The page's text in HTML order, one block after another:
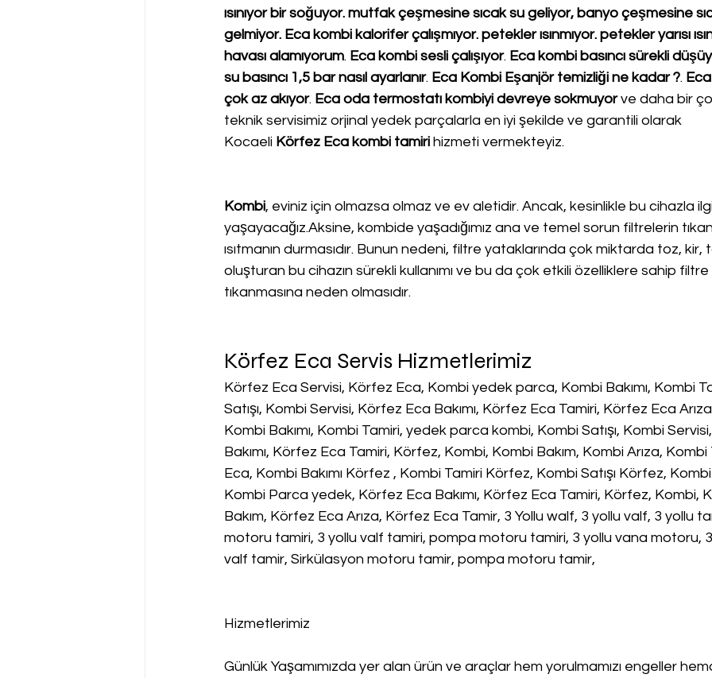
ısınıyor bir soğuyor. mutfak çeşmesine sıcak su geliyor, banyo çeşmesine
gelmiyor. Eca kombi kalorifer çalışmıyor. petekler ısınmıyor. petekler yarısı
havası alamıyorum. Eca kombi sesli çalışıyor. Eca kombi basıncı sürekli
su basıncı 1,5 bar nasıl ayarlanır. Eca Kombi Eşanjör temizliği ne kadar ?.
çok az akıyor. Eca oda termostatı kombiyi devreye sokmuyor ve daha bir
teknik servisimiz orjinal yedek parçalarla en iyi şekilde ve garantili olarak
Kocaeli Körfez Eca kombi tamiri hizmeti vermekteyiz.
Kombi, eviniz için olmazsa olmaz ve ev aletidir. Ancak, kesinlikle bu cihazla
yaşayacağız.Aksine, kombide yaşadığımız ana ve temel sorun filtrelerin
ısıtmanın durmasıdır. Bunun nedeni, filtre yataklarında çok miktarda toz,
oluşturan bu cihazın sürekli kullanımı ve bu da çok etkili özelliklere sahip filtre
tıkanmasına neden olmasıdır.
Körfez Eca Servis Hizmetlerimiz
Körfez Eca Servisi, Körfez Eca, Kombi yedek parca, Kombi Bakımı, Kombi
Satışı, Kombi Servisi, Körfez Eca Bakımı, Körfez Eca Tamiri, Körfez Eca
Kombi Bakımı, Kombi Tamiri, yedek parca kombi, Kombi Satışı, Kombi
Bakımı, Körfez Eca Tamiri, Körfez, Kombi, Kombi Bakım, Kombi Arıza, Kombi
Eca, Kombi Bakımı Körfez , Kombi Tamiri Körfez, Kombi Satışı Körfez,
Kombi Parca yedek, Körfez Eca Bakımı, Körfez Eca Tamiri, Körfez, Kombi,
Bakım, Körfez Eca Arıza, Körfez Eca Tamir, 3 Yollu walf, 3 yollu valf, 3 yollu
motoru tamiri, 3 yollu valf tamiri, pompa motoru tamiri, 3 yollu vana motoru,
valf tamir, Sirkülasyon motoru tamir, pompa motoru tamir,
Hizmetlerimiz
Günlük Yaşamımızda yer alan ürün ve araçlar hem yorulmamızı engeller